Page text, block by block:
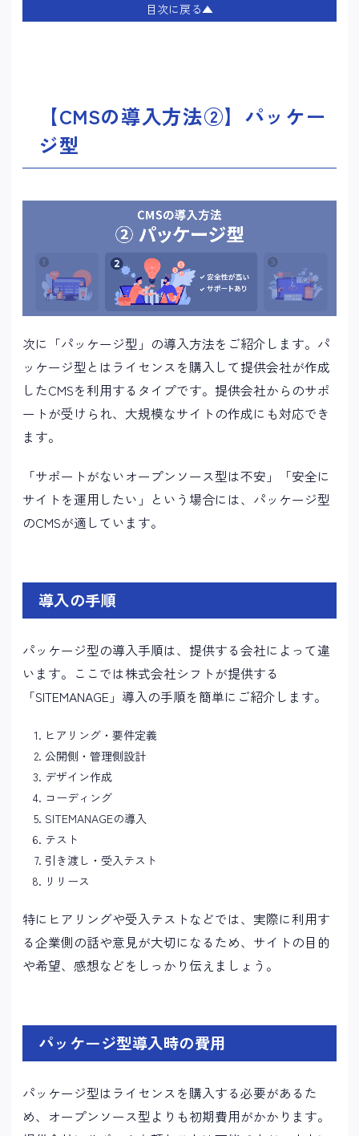
目次に戻る▲
【CMSの導入方法②】パッケー
ジ型
次に「パッケージ型」の導入方法をご紹介します。パ
ッケージ型とはライセンスを購入して提供会社が作成
したCMSを利用するタイプです。提供会社からのサポ
ートが受けられ、大規模なサイトの作成にも対応でき
ます。
「サポートがないオープンソース型は不安」「安全に
サイトを運用したい」という場合には、パッケージ型
のCMSが適しています。
導入の手順
パッケージ型の導入手順は、提供する会社によって違
います。ここでは株式会社シフトが提供する
「SITEMANAGE」導入の手順を簡単にご紹介します。
ヒアリング・要件定義
公開側・管理側設計
デザイン作成
コーディング
SITEMANAGEの導入
テスト
引き渡し・受入テスト
リリース
特にヒアリングや受入テストなどでは、実際に利用す
る企業側の話や意見が大切になるため、サイトの目的
や希望、感想などをしっかり伝えましょう。
パッケージ型導入時の費用
パッケージ型はライセンスを購入する必要があるた
め、オープンソース型よりも初期費用がかかります。